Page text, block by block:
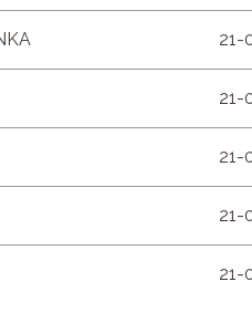
21-
21-
21-
21-
21-